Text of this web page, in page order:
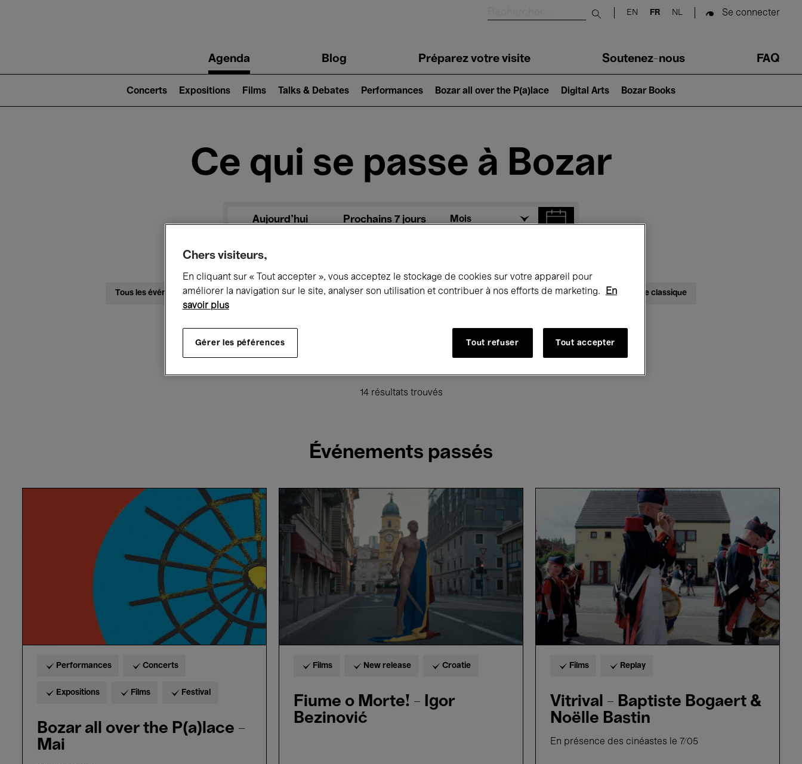
Submit search
EN FR NL Se connecter
navigationAgenda Blog Préparez votre visite Soutenez-nous FAQ
2)
Concerts Expositions Films Talks & Debates Performances Bozar all over the P(a)lace Digital Arts Bozar Books
Ce qui se passe à Bozar
Aujourd'hui Prochains 7 jours Mois
Tous les événements Concerts Expositions Films Performances Rencontres & Débats Jazz Musique classique
14 résultats trouvés
Événements passés
Performances Concerts
Expositions Films Festival
Bozar all over the P(a)lace -
Mai
Fiume
Morte!
-
Igor
Bezinović
Films New release Croatie
Fiume o Morte! - Igor
Bezinović
Bogaert
&
Noëlle
Bastin
Films Replay
Vitrival - Baptiste Bogaert &
Noëlle Bastin
En présence des cinéastes le 7/05
Chers visiteurs,
En cliquant sur « Tout accepter », vous acceptez le stockage de cookies sur votre appareil pour
améliorer la navigation sur le site, analyser son utilisation et contribuer à nos efforts de marketing.
En
savoir plus
Gérer les péférences Tout refuser Tout accepter